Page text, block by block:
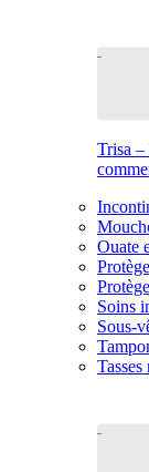
Trisa –
Ouate
Soins
Sous-